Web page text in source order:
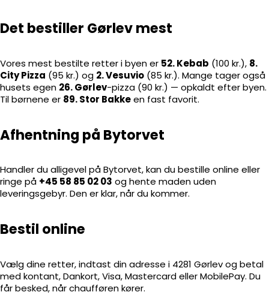
Det bestiller Gørlev mest
Vores mest bestilte retter i byen er 52. Kebab (100 kr.), 8.
City Pizza (95 kr.) og 2. Vesuvio (85 kr.). Mange tager også
husets egen 26. Gørlev-pizza (90 kr.) — opkaldt efter byen.
Til børnene er 89. Stor Bakkeen fast favorit.
Afhentning på Bytorvet
Handler du alligevel på Bytorvet, kan du bestille online eller
ringe på +45 58 85 02 03 og hente maden uden
leveringsgebyr. Den er klar, når du kommer.
Bestil online
Vælg dine retter, indtast din adresse i 4281 Gørlev og betal
med kontant, Dankort, Visa, Mastercard eller MobilePay. Du
får besked, når chaufføren kører.